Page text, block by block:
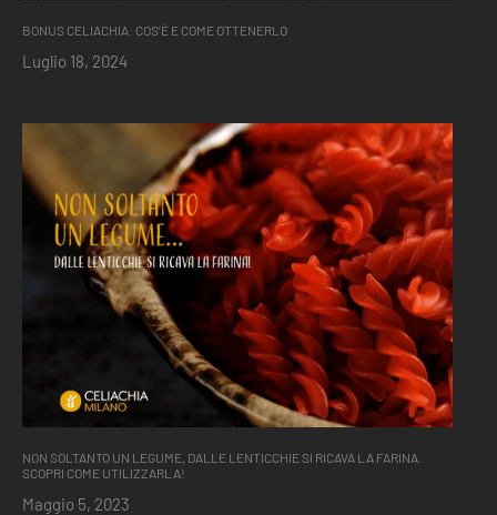
BONUS CELIACHIA: COS’È E COME OTTENERLO
Luglio 18, 2024
NON SOLTANTO UN LEGUME, DALLE LENTICCHIE SI RICAVA LA FARINA.
SCOPRI COME UTILIZZARLA!
Maggio 5, 2023